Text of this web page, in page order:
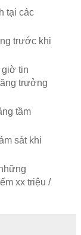
tại các
trước khi
giờ tin
trưởng
tầm
sát khi
xx triệu /